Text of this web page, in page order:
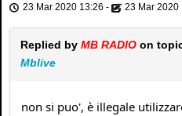
23 Mar 2020 13:26 - 23 Mar 2020
Replied by MB RADIO on
Mblive
non si puo', è illegale